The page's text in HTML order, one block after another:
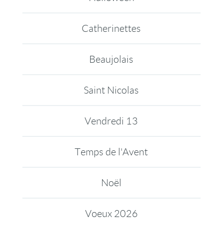
Catherinettes
Beaujolais
Saint Nicolas
Vendredi 13
Temps de l'Avent
Noël
Voeux 2026